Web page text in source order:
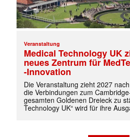
Veranstaltung
Medical Technology UK
neues Zentrum für
-Innovation
Die Veranstaltung zieht 2027
die Verbindungen zum
gesamten Goldenen Dreieck zu
Technology UK“ wird für ihre